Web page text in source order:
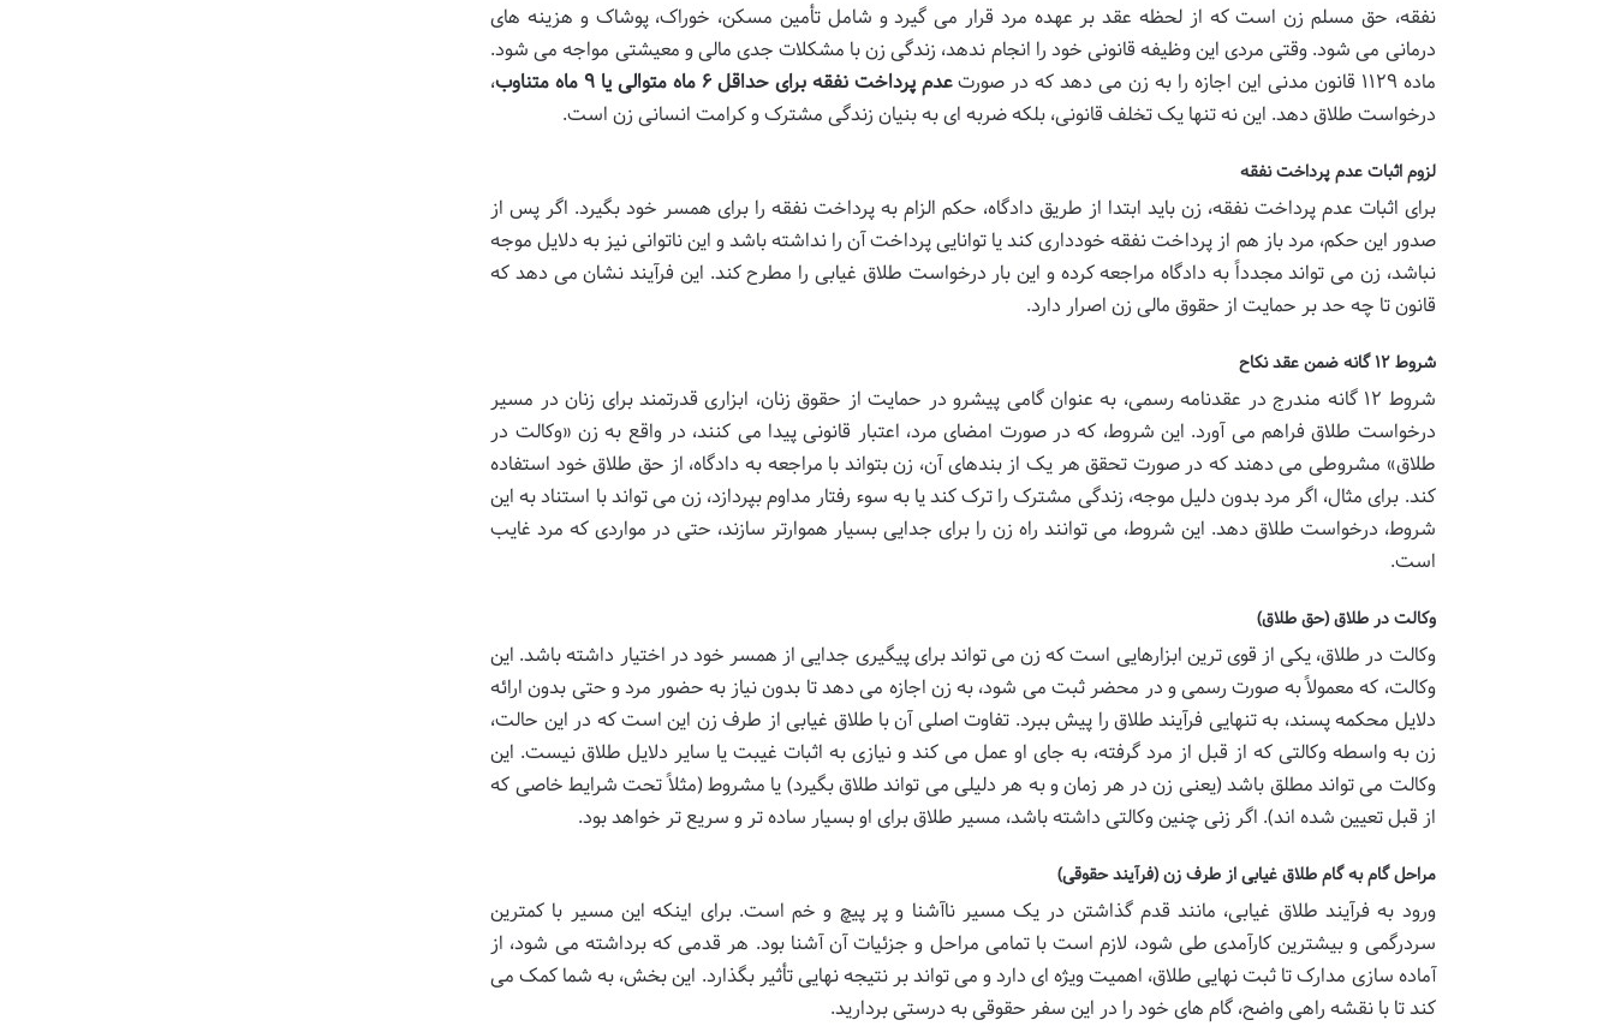
نفقه، حق مسلم زن است که از لحظه عقد بر عهده مرد قرار می گیرد و شامل تأمین مسکن، خوراک، پوشاک و هزینه های
درمانی می شود. وقتی مردی این وظیفه قانونی خود را انجام ندهد، زندگی زن با مشکلات جدی مالی و معیشتی مواجه می شود.
ماده ۱۱۲۹ قانون مدنی این اجازه را به زن می دهد که در صورت
عدم پرداخت نفقه برای حداقل ۶ ماه متوالی یا ۹ ماه متناوب
،
درخواست طلاق دهد. این نه تنها یک تخلف قانونی، بلکه ضربه ای به بنیان زندگی مشترک و کرامت انسانی زن است.
لزوم اثبات عدم پرداخت نفقه
برای اثبات عدم پرداخت نفقه، زن باید ابتدا از طریق دادگاه، حکم الزام به پرداخت نفقه را برای همسر خود بگیرد. اگر پس از
صدور این حکم، مرد باز هم از پرداخت نفقه خودداری کند یا توانایی پرداخت آن را نداشته باشد و این ناتوانی نیز به دلایل موجه
نباشد، زن می تواند مجدداً به دادگاه مراجعه کرده و این بار درخواست طلاق غیابی را مطرح کند. این فرآیند نشان می دهد که
قانون تا چه حد بر حمایت از حقوق مالی زن اصرار دارد.
شروط ۱۲ گانه ضمن عقد نکاح
شروط ۱۲ گانه مندرج در عقدنامه رسمی، به عنوان گامی پیشرو در حمایت از حقوق زنان، ابزاری قدرتمند برای زنان در مسیر
درخواست طلاق فراهم می آورد. این شروط، که در صورت امضای مرد، اعتبار قانونی پیدا می کنند، در واقع به زن «وکالت در
طلاق» مشروطی می دهند که در صورت تحقق هر یک از بندهای آن، زن بتواند با مراجعه به دادگاه، از حق طلاق خود استفاده
کند. برای مثال، اگر مرد بدون دلیل موجه، زندگی مشترک را ترک کند یا به سوء رفتار مداوم بپردازد، زن می تواند با استناد به این
شروط، درخواست طلاق دهد. این شروط، می توانند راه زن را برای جدایی بسیار هموارتر سازند، حتی در مواردی که مرد غایب
است.
وکالت در طلاق (حق طلاق)
وکالت در طلاق، یکی از قوی ترین ابزارهایی است که زن می تواند برای پیگیری جدایی از همسر خود در اختیار داشته باشد. این
وکالت، که معمولاً به صورت رسمی و در محضر ثبت می شود، به زن اجازه می دهد تا بدون نیاز به حضور مرد و حتی بدون ارائه
دلایل محکمه پسند، به تنهایی فرآیند طلاق را پیش ببرد. تفاوت اصلی آن با طلاق غیابی از طرف زن این است که در این حالت،
زن به واسطه وکالتی که از قبل از مرد گرفته، به جای او عمل می کند و نیازی به اثبات غیبت یا سایر دلایل طلاق نیست. این
وکالت می تواند مطلق باشد (یعنی زن در هر زمان و به هر دلیلی می تواند طلاق بگیرد) یا مشروط (مثلاً تحت شرایط خاصی که
از قبل تعیین شده اند). اگر زنی چنین وکالتی داشته باشد، مسیر طلاق برای او بسیار ساده تر و سریع تر خواهد بود.
مراحل گام به گام طلاق غیابی از طرف زن (فرآیند حقوقی)
ورود به فرآیند طلاق غیابی، مانند قدم گذاشتن در یک مسیر ناآشنا و پر پیچ و خم است. برای اینکه این مسیر با کمترین
سردرگمی و بیشترین کارآمدی طی شود، لازم است با تمامی مراحل و جزئیات آن آشنا بود. هر قدمی که برداشته می شود، از
آماده سازی مدارک تا ثبت نهایی طلاق، اهمیت ویژه ای دارد و می تواند بر نتیجه نهایی تأثیر بگذارد. این بخش، به شما کمک می
کند تا با نقشه راهی واضح، گام های خود را در این سفر حقوقی به درستی بردارید.